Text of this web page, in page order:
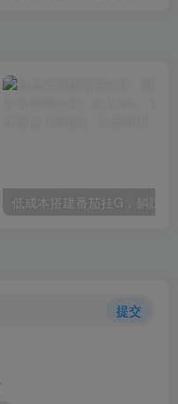
提交